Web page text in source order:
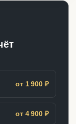
от 1 900 ₽
от 4 900 ₽